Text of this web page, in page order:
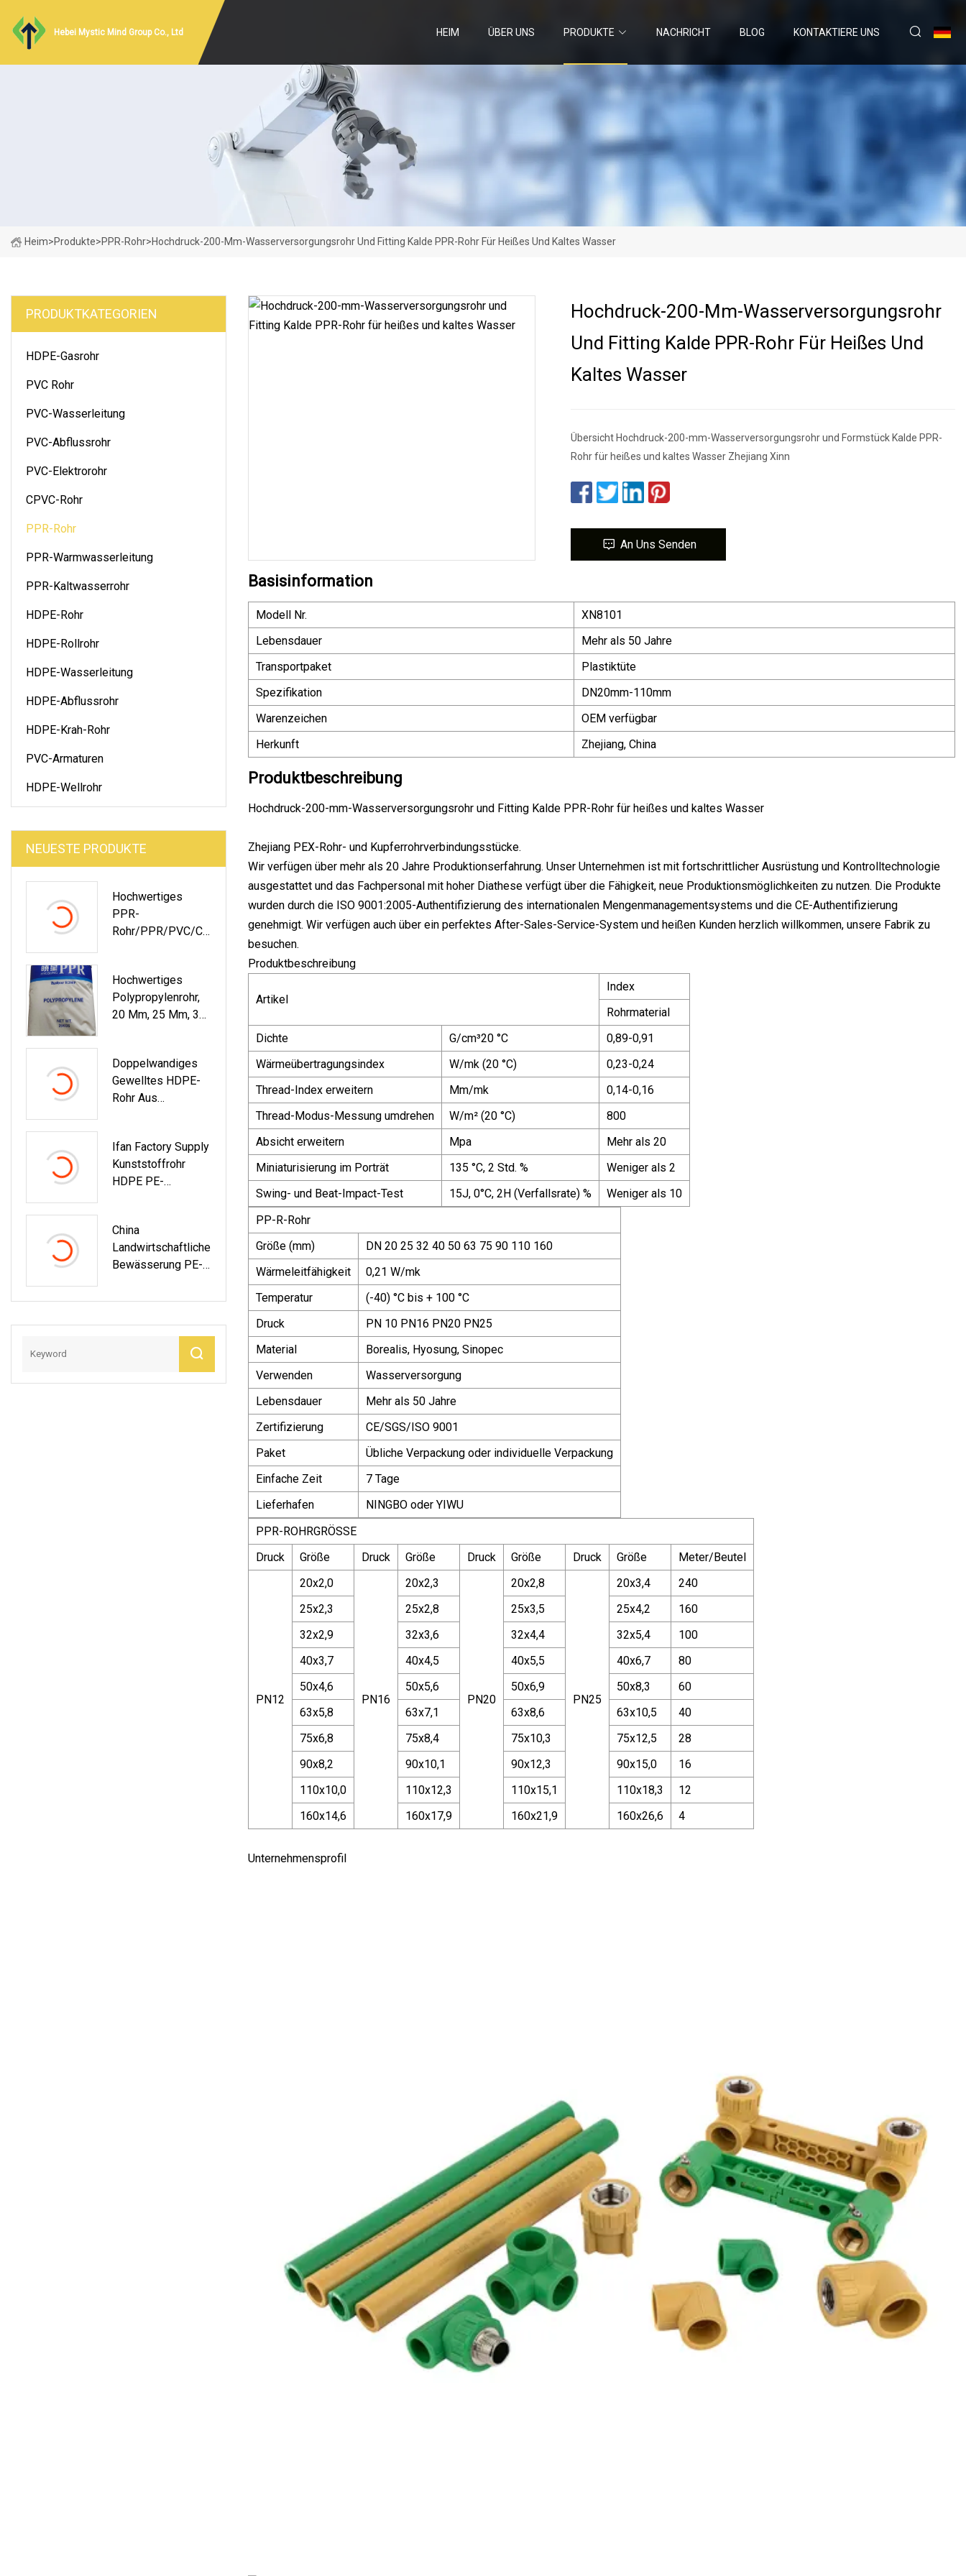
Hebei Mystic Mind Group Co., Ltd HEIM ÜBER UNS PRODUKTE NACHRICHT BLOG KONTAKTIERE UNS
Heim>Produkte>PPR-Rohr>Hochdruck-200-Mm-Wasserversorgungsrohr Und Fitting Kalde PPR-Rohr Für Heißes Und Kaltes Wasser
PRODUKTKATEGORIEN
HDPE-Gasrohr
PVC Rohr
PVC-Wasserleitung
PVC-Abflussrohr
PVC-Elektrorohr
CPVC-Rohr
PPR-Rohr
PPR-Warmwasserleitung
PPR-Kaltwasserrohr
HDPE-Rohr
HDPE-Rollrohr
HDPE-Wasserleitung
HDPE-Abflussrohr
HDPE-Krah-Rohr
PVC-Armaturen
HDPE-Wellrohr
NEUESTE PRODUKTE
Hochwertiges
PPR-
Rohr/PPR/PVC/CP
Pn16 20–110 Mm
Hochwertiges
Polypropylenrohr,
20 Mm, 25 Mm, 32
PPR-Rohr
Doppelwandiges
Gewelltes HDPE-
Rohr Aus
Für
Entwässerungssys
Tem
Ifan Factory Supply
Kunststoffrohr
HDPE PE-
China
Landwirtschaftliche
Bewässerung PE-
Rollrohr
Hochdruck-200-Mm-Wasserversorgungsrohr
Und Fitting Kalde PPR-Rohr Für Heißes Und
Kaltes Wasser
Übersicht Hochdruck-200-mm-Wasserversorgungsrohr und Formstück Kalde PPR-
Rohr für heißes und kaltes Wasser Zhejiang Xinn
An Uns Senden
Basisinformation
Modell Nr.
XN8101
Lebensdauer
Mehr als 50 Jahre
Transportpaket
Plastiktüte
Spezifikation
DN20mm-110mm
Warenzeichen
OEM verfügbar
Herkunft
Zhejiang, China
Produktbeschreibung
Hochdruck-200-mm-Wasserversorgungsrohr und Fitting Kalde PPR-Rohr für heißes und kaltes Wasser
Zhejiang PEX-Rohr- und Kupferrohrverbindungsstücke.
Wir verfügen über mehr als 20 Jahre Produktionserfahrung. Unser Unternehmen ist mit fortschrittlicher Ausrüstung und Kontrolltechnologie
ausgestattet und das Fachpersonal mit hoher Diathese verfügt über die Fähigkeit, neue Produktionsmöglichkeiten zu nutzen. Die Produkte
wurden durch die ISO 9001:2005-Authentifizierung des internationalen Mengenmanagementsystems und die CE-Authentifizierung
genehmigt. Wir verfügen auch über ein perfektes After-Sales-Service-System und heißen Kunden herzlich willkommen, unsere Fabrik zu
besuchen.
Produktbeschreibung
Artikel
Index
Rohrmaterial
Dichte
G/cm³20 °C
0,89-0,91
Wärmeübertragungsindex
W/mk (20 °C)
0,23-0,24
Thread-Index erweitern
Mm/mk
0,14-0,16
Thread-Modus-Messung umdrehen
W/m² (20 °C)
800
Absicht erweitern
Mpa
Mehr als 20
Miniaturisierung im Porträt
135 °C, 2 Std. %
Weniger als 2
Swing- und Beat-Impact-Test
15J, 0°C, 2H (Verfallsrate) %
Weniger als 10
PP-R-Rohr
Größe (mm)
DN 20 25 32 40 50 63 75 90 110 160
Wärmeleitfähigkeit
0,21 W/mk
Temperatur
(-40) °C bis + 100 °C
Druck
PN 10 PN16 PN20 PN25
Material
Borealis, Hyosung, Sinopec
Verwenden
Wasserversorgung
Lebensdauer
Mehr als 50 Jahre
Zertifizierung
CE/SGS/ISO 9001
Paket
Übliche Verpackung oder individuelle Verpackung
Einfache Zeit
7 Tage
Lieferhafen
NINGBO oder YIWU
PPR-ROHRGRÖSSE
Druck
Größe Druck Größe Druck Größe Druck Größe Meter/Beutel
PN12
20x2,0
PN16
20x2,3
PN20
20x2,8
PN25
20x3,4
240
25x2,3
25x2,8 25x3,5 25x4,2
160
32x2,9
32x3,6 32x4,4 32x5,4
100
40x3,7
40x4,5 40x5,5 40x6,7
80
50x4,6
50x5,6 50x6,9 50x8,3
60
63x5,8
63x7,1 63x8,6 63x10,5
40
75x6,8
75x8,4 75x10,3 75x12,5
28
90x8,2
90x10,1 90x12,3 90x15,0
16
110x10,0
110x12,3 110x15,1 110x18,3
12
160x14,6
160x17,9 160x21,9 160x26,6 4
Unternehmensprofil